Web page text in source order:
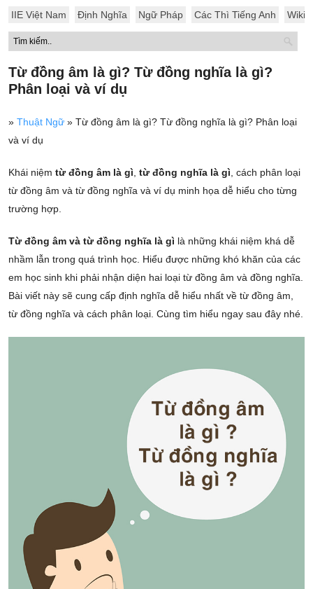
IIE Việt Nam Định Nghĩa Ngữ Pháp Các Thì Tiếng Anh Wiki
Từ đồng âm là gì? Từ đồng nghĩa là gì?
Phân loại và ví dụ
» Thuật Ngữ » Từ đồng âm là gì? Từ đồng nghĩa là gì? Phân loại
và ví dụ
Khái niệm từ đồng âm là gì từ đồng nghĩa là gì , cách phân loại
từ đồng âm và từ đồng nghĩa và ví dụ minh họa dễ hiểu cho từng
trường hợp.
Từ đồng âm và từ đồng nghĩa là gì là những khái niệm khá dễ
nhầm lẫn trong quá trình học. Hiểu được những khó khăn của các
em học sinh khi phải nhận diện hai loại từ đồng âm và đồng nghĩa.
Bài viết này sẽ cung cấp định nghĩa dễ hiểu nhất về từ đồng âm,
từ đồng nghĩa và cách phân loại. Cùng tìm hiểu ngay sau đây nhé.